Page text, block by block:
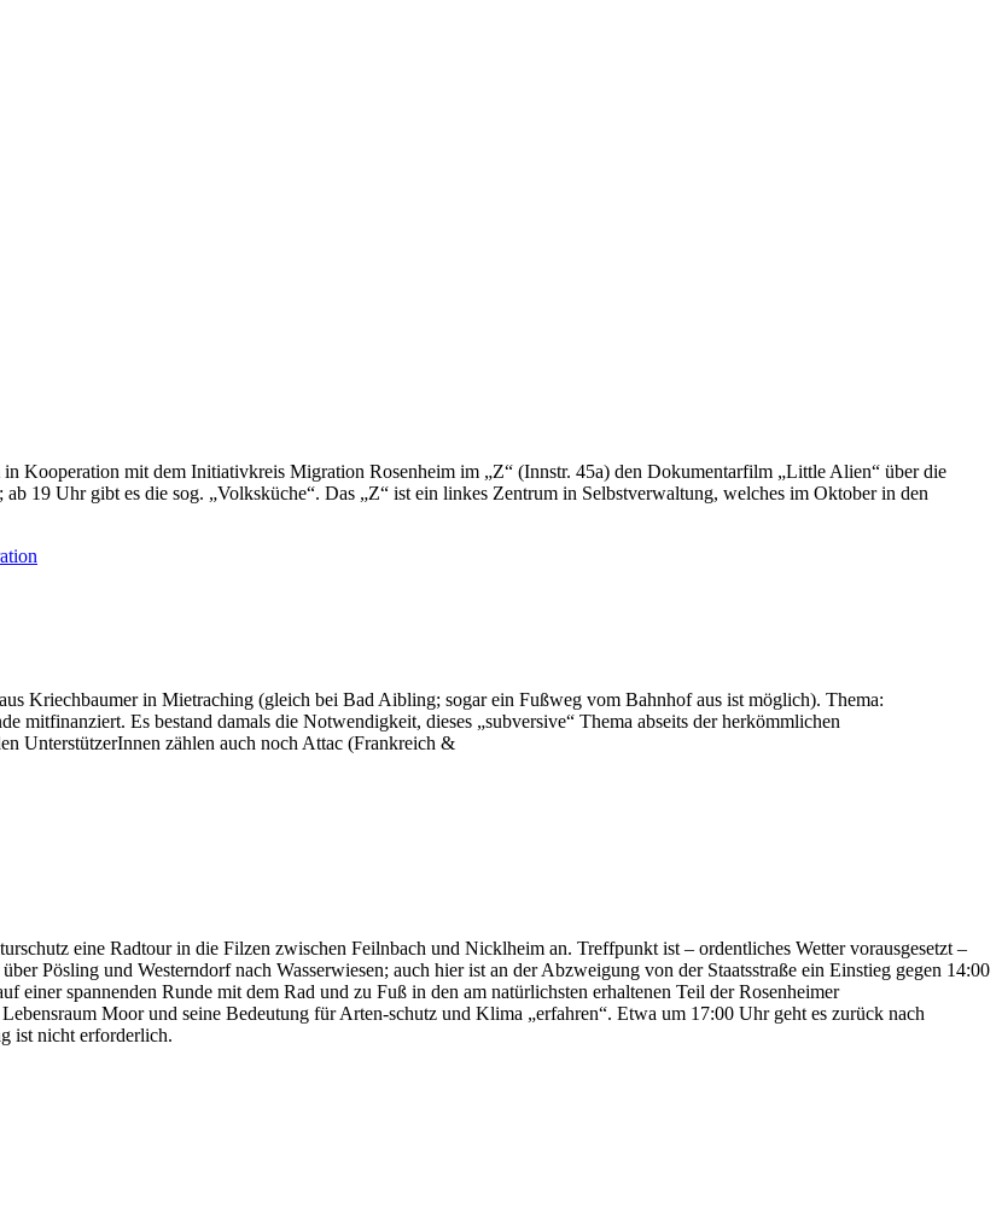
Kooperation mit dem Initiativkreis Migration Rosenheim im „Z“ (Innstr. 45a) den Dokumentarfilm „Little Alien“ über die
19 Uhr gibt es die sog. „Volksküche“. Das „Z“ ist ein linkes Zentrum in Selbstverwaltung, welches im Oktober in den
Kriechbaumer in Mietraching (gleich bei Bad Aibling; sogar ein Fußweg vom Bahnhof aus ist möglich). Thema:
mitfinanziert. Es bestand damals die Notwendigkeit, dieses „subversive“ Thema abseits der herkömmlichen
UnterstützerInnen zählen auch noch Attac (Frankreich &
eine Radtour in die Filzen zwischen Feilnbach und Nicklheim an. Treffpunkt ist – ordentliches Wetter vorausgesetzt –
Pösling und Westerndorf nach Wasserwiesen; auch hier ist an der Abzweigung von der Staatsstraße ein Einstieg gegen 14:00
spannenden Runde mit dem Rad und zu Fuß in den am natürlichsten erhaltenen Teil der Rosenheimer
Moor und seine Bedeutung für Arten-schutz und Klima „erfahren“. Etwa um 17:00 Uhr geht es zurück nach
ist nicht erforderlich.